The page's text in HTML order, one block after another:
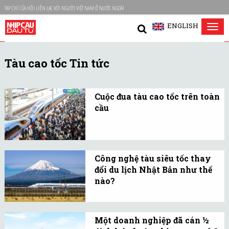
TẠP CHÍ CỦA HỘI LIÊN LẠC VỚI NGƯỜI VIỆT NAM Ở NƯỚC NGOÀI
ENGLISH
Tàu cao tốc Tin tức
Cuộc đua tàu cao tốc trên toàn
cầu
quy mô lớn, nhưng các
nước khác cũng đang đầu
tư mạnh mẽ để bắt kịp xu
Công nghệ tàu siêu tốc thay
đổi du lịch Nhật Bản như thế
nào?
chiến tranh mà còn là
Một doanh nghiệp đã cán ½